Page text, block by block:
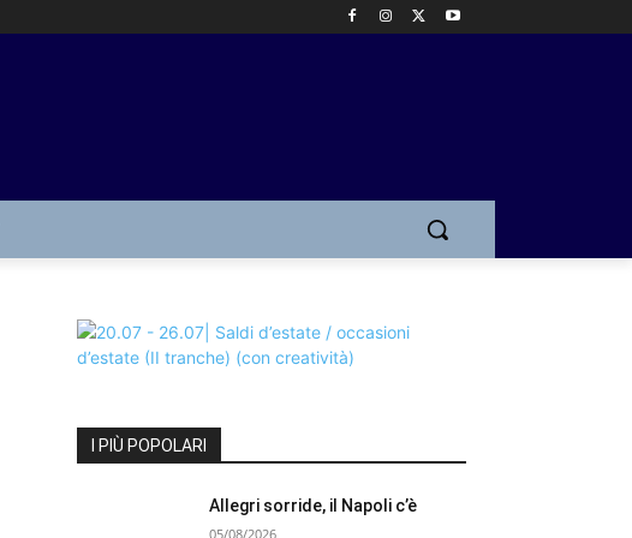
I PIÙ POPOLARI
Allegri sorride, il Napoli c’è
05/08/2026